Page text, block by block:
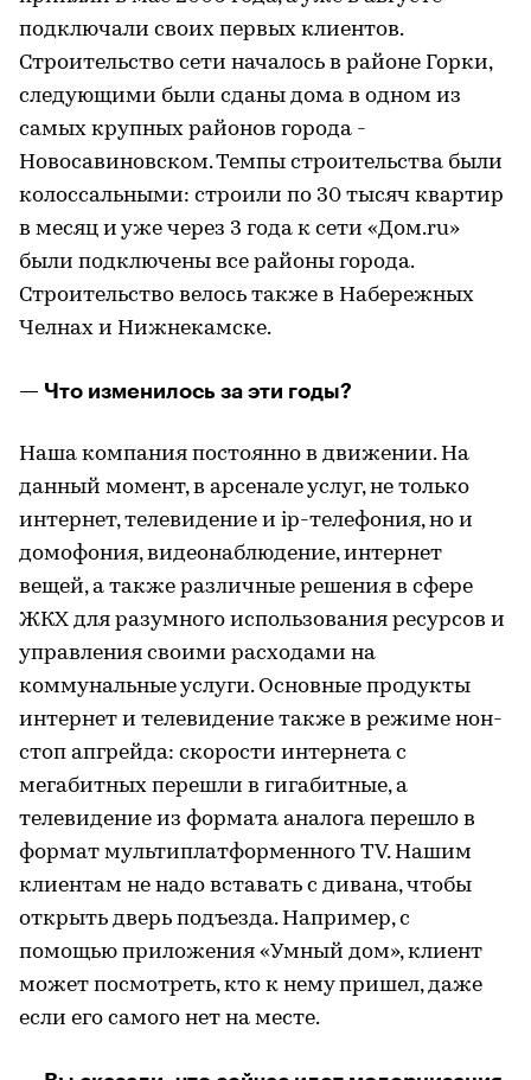
подключали своих первых клиентов.
Строительство сети началось в районе Горки,
следующими были сданы дома в одном из
самых крупных районов города -
Новосавиновском. Темпы строительства были
колоссальными: строили по 30 тысяч квартир
в месяц и уже через 3 года к сети «Дом.ru»
были подключены все районы города.
Строительство велось также в Набережных
Челнах и Нижнекамске.
— Что изменилось за эти годы?
Наша компания постоянно в движении. На
данный момент, в арсенале услуг, не только
интернет, телевидение и ip-телефония, но и
домофония, видеонаблюдение, интернет
вещей, а также различные решения в сфере
ЖКХ для разумного использования ресурсов и
управления своими расходами на
коммунальные услуги. Основные продукты
интернет и телевидение также в режиме нон-
стоп апгрейда: скорости интернета с
мегабитных перешли в гигабитные, а
телевидение из формата аналога перешло в
формат мультиплатформенного TV. Нашим
клиентам не надо вставать с дивана, чтобы
открыть дверь подъезда. Например, с
помощью приложения «Умный дом», клиент
может посмотреть, кто к нему пришел, даже
если его самого нет на месте.